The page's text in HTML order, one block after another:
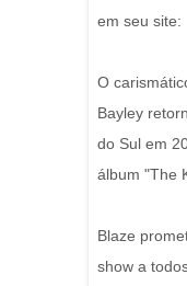
em seu site:
O
Bayley
do Sul em
álbum "The
Blaze
show a